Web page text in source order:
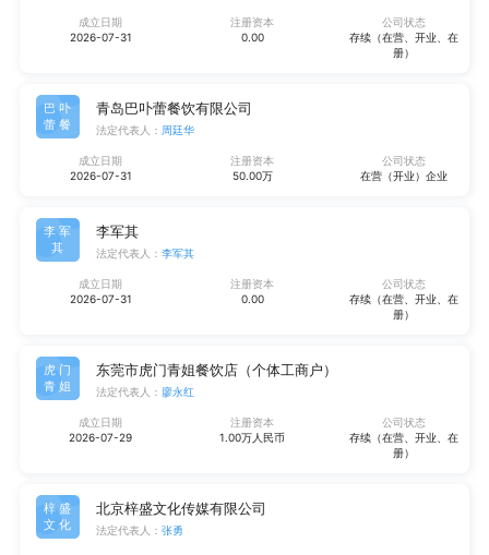
成立日期
2026-07-31
注册资本
0.00
公司状态
存续（在营、开业、在
册）
巴卟
蕾餐
青岛巴卟蕾餐饮有限公司
法定代表人： 周廷华
成立日期
2026-07-31
注册资本
50.00万
公司状态
在营（开业）企业
李军
其
李军其
法定代表人： 李军其
成立日期
2026-07-31
注册资本
0.00
公司状态
存续（在营、开业、在
册）
虎门
青姐
东莞市虎门青姐餐饮店（个体工商户）
法定代表人： 廖永红
成立日期
2026-07-29
注册资本
1.00万人民币
公司状态
存续（在营、开业、在
册）
梓盛
文化
北京梓盛文化传媒有限公司
法定代表人： 张勇